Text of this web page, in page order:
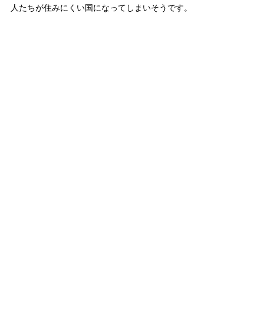
人たちが住みにくい国になってしまいそうです。